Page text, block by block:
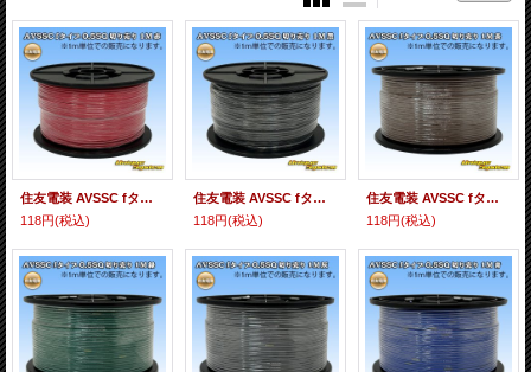
住友電装 AVSSC fタイプ 0.5SQ 切り売り 1M 赤
118円(税込)
住友電装 AVSSC fタイプ 0.5SQ 切り売り 1M 黒
118円(税込)
住友電装 AVSSC fタイプ 0.5SQ 切り売り 1M 茶
118円(税込)